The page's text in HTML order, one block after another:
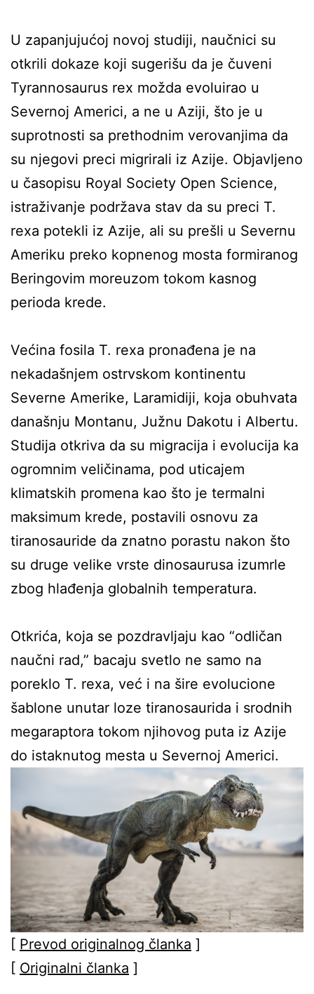
U zapanjujućoj novoj studiji, naučnici su
otkrili dokaze koji sugerišu da je čuveni
Tyrannosaurus rex možda evoluirao u
Severnoj Americi, a ne u Aziji, što je u
suprotnosti sa prethodnim verovanjima da
su njegovi preci migrirali iz Azije. Objavljeno
u časopisu Royal Society Open Science,
istraživanje podržava stav da su preci T.
rexa potekli iz Azije, ali su prešli u Severnu
Ameriku preko kopnenog mosta formiranog
Beringovim moreuzom tokom kasnog
perioda krede.
Većina fosila T. rexa pronađena je na
nekadašnjem ostrvskom kontinentu
Severne Amerike, Laramidiji, koja obuhvata
današnju Montanu, Južnu Dakotu i Albertu.
Studija otkriva da su migracija i evolucija ka
ogromnim veličinama, pod uticajem
klimatskih promena kao što je termalni
maksimum krede, postavili osnovu za
tiranosauride da znatno porastu nakon što
su druge velike vrste dinosaurusa izumrle
zbog hlađenja globalnih temperatura.
Otkrića, koja se pozdravljaju kao “odličan
naučni rad,” bacaju svetlo ne samo na
poreklo T. rexa, već i na šire evolucione
šablone unutar loze tiranosaurida i srodnih
megaraptora tokom njihovog puta iz Azije
do istaknutog mesta u Severnoj Americi.
[ Prevod originalnog članka ]
[ Originalni članka ]